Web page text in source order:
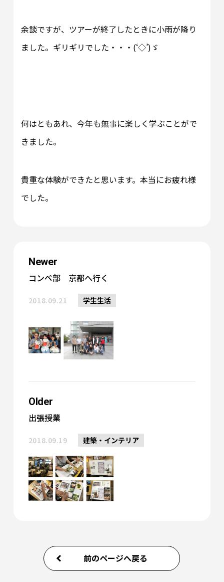
余談ですが、ツアーが終了したときに小雨が降り
ました。ギリギリでした・・・(‘◇’)ゞ
何はともあれ、今年も無事に楽しく学ぶことがで
きました。
貴重な体験ができたと思います。本当にお疲れ様
でした。
Newer
コンペ部 京都へ行く
2018.09.21 学生生活
Older
出張授業
2018.09.19 建築・インテリア
前のページへ戻る